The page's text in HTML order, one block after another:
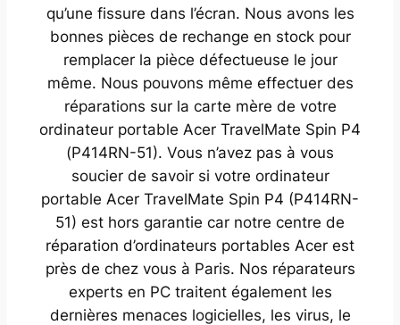
qu’une fissure dans l’écran. Nous avons les
bonnes pièces de rechange en stock pour
remplacer la pièce défectueuse le jour
même. Nous pouvons même effectuer des
réparations sur la carte mère de votre
ordinateur portable Acer TravelMate Spin P4
(P414RN-51). Vous n’avez pas à vous
soucier de savoir si votre ordinateur
portable Acer TravelMate Spin P4 (P414RN-
51) est hors garantie car notre centre de
réparation d’ordinateurs portables Acer est
près de chez vous à Paris. Nos réparateurs
experts en PC traitent également les
dernières menaces logicielles, les virus, le